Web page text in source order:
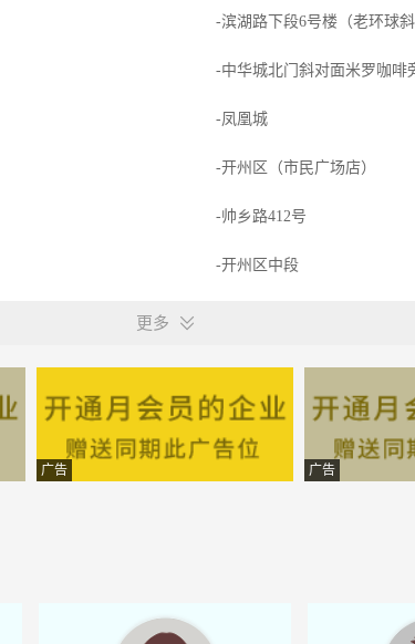
-滨湖路下段6号楼（老环球斜
-中华城北门斜对面米罗咖啡
-凤凰城
-开州区（市民广场店）
-帅乡路412号
-开州区中段
-四川
-开州区云枫街道
更多
广告 广告